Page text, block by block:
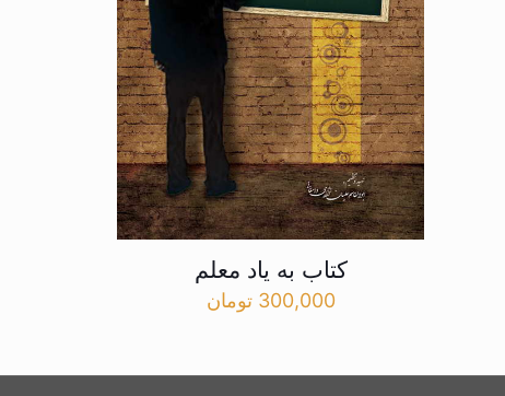
کتاب به یاد معلم
300,000 تومان